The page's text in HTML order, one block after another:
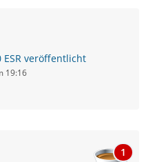
veröffentlicht
19:16
1